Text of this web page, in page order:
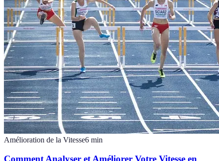
Amélioration de la Vitesse6 min
Comment Analyser et Améliorer Votre Vitesse en